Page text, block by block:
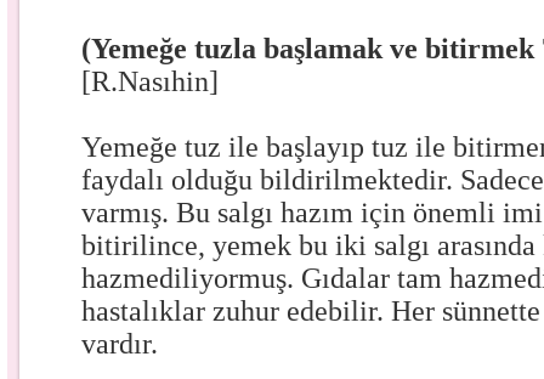
(Yemeğe tuzla başlamak ve bitirmek
[R.Nasıhin]
Yemeğe tuz ile başlayıp tuz ile
faydalı olduğu bildirilmektedir.
varmış. Bu salgı hazım için önemli
bitirilince, yemek bu iki salgı arasında
hazmediliyormuş. Gıdalar tam
hastalıklar zuhur edebilir. Her
vardır.